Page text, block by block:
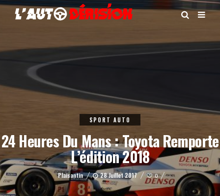
SPORT AUTO
24 Heures Du Mans : Toyota Remporte
L’édition 2018
Plaisantin 28 Juillet 2017 0